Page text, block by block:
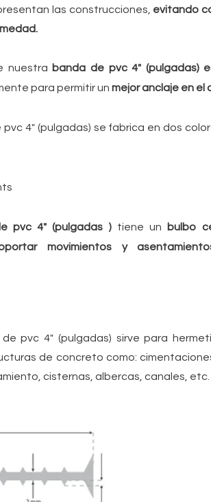
las construcciones, evitando
nuestra banda de pvc 4" (pulgadas)
para permitir un mejor anclaje en el
4" (pulgadas) se fabrica en dos
pvc 4" (pulgadas ) tiene un bulbo
movimientos y
pvc 4" (pulgadas) sirve para
de concreto como:
cisternas, albercas, canales, etc.